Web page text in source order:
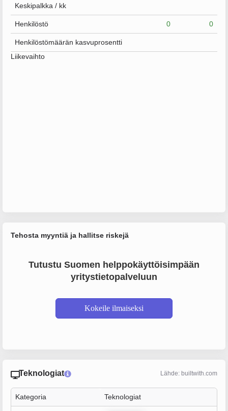
Keskipalkka / kk
Henkilöstö 0 0
Henkilöstömäärän kasvuprosentti
Liikevaihto
Tehosta myyntiä ja hallitse riskejä
Tutustu Suomen helppokäyttöisimpään
yritystietopalveluun
Kokeile ilmaiseksi
Teknologiat Lähde: builtwith.com
Kategoria Teknologiat